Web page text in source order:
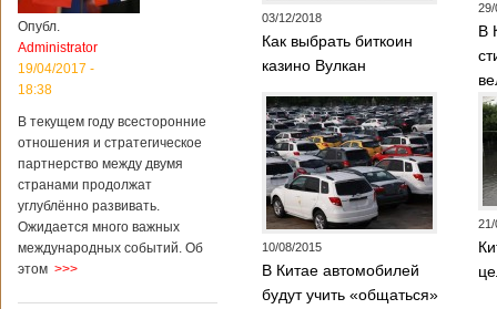
Опубл.
Administrator
19/04/2017 -
18:38
В текущем году всесторонние
отношения и стратегическое
партнерство между двумя
странами продолжат
углублённо развивать.
Ожидается много важных
международных событий. Об
этом >>>
03/12/2018
Как выбрать биткоин
казино Вулкан
29/
В
10/08/2015
В Китае автомобилей
будут учить «общаться»
21/